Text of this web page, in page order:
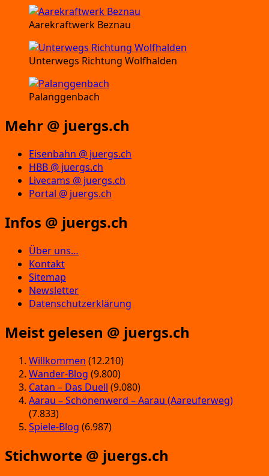
Aarekraftwerk Beznau
Unterwegs Richtung Wolfhalden
Palanggenbach
Mehr @ juergs.ch
Eisenbahn @ juergs.ch
HBB @ juergs.ch
Livecams @ juergs.ch
Portal @ juergs.ch
Infos @ juergs.ch
Über uns…
Kontakt
Sitemap
Newsletter
Datenschutzerklärung
Meist gelesen @ juergs.ch
Willkommen (12.210)
Wander-Blog (9.800)
Catan – Das Duell (9.080)
Aarau – Schönenwerd – Aarau (Aareuferweg)
(7.833)
Spiele-Blog (6.987)
Stichworte @ juergs.ch